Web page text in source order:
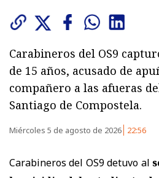
Carabineros del OS9
de 15 años, acusado de
compañero a las afueras
Santiago de Compostela.
Miércoles 5 de agosto de 2026 22:56
Carabineros del OS9 detuvo al